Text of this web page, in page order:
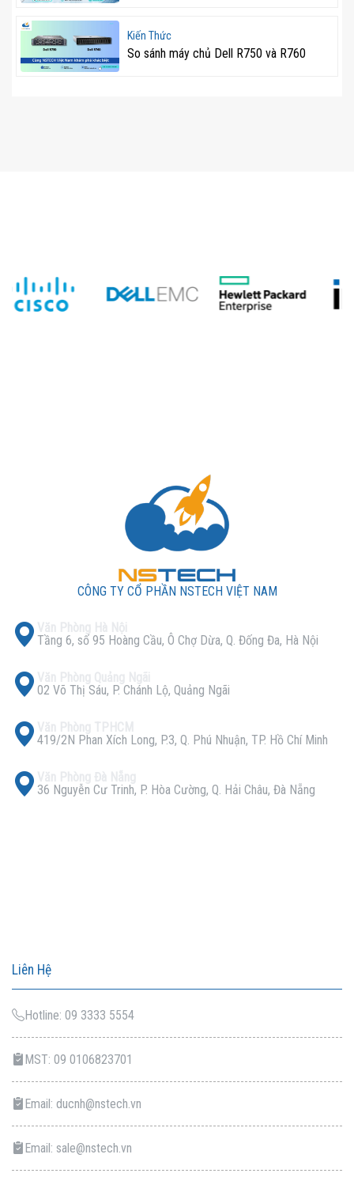
Kiến Thức
So sánh máy chủ Dell R750 và R760
CÔNG TY CỔ PHẦN NSTECH VIỆT NAM
Tầng 6, số 95 Hoàng Cầu, Ô Chợ Dừa, Q. Đống Đa, Hà Nội
02 Võ Thị Sáu, P. Chánh Lộ, Quảng Ngãi
419/2N Phan Xích Long, P.3, Q. Phú Nhuận, TP. Hồ Chí Minh
36 Nguyễn Cư Trinh, P. Hòa Cường, Q. Hải Châu, Đà Nẵng
Liên Hệ
Hotline: 09 3333 5554
MST: 09 0106823701
Email: ducnh@nstech.vn
Email: sale@nstech.vn